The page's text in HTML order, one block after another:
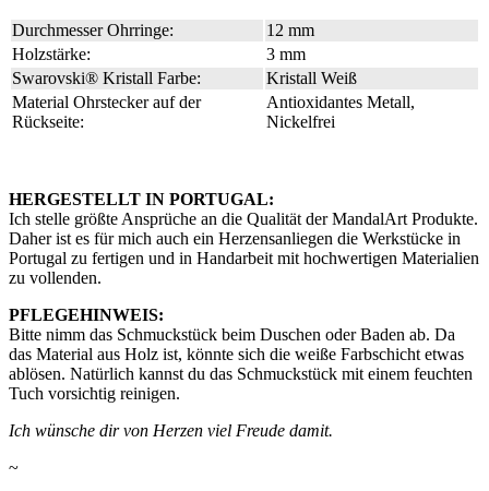
Durchmesser Ohrringe:
12 mm
Holzstärke:
3 mm
Swarovski® Kristall Farbe:
Kristall Weiß
Material Ohrstecker auf der
Rückseite:
Antioxidantes Metall,
Nickelfrei
HERGESTELLT IN PORTUGAL:
Ich stelle größte Ansprüche an die Qualität der MandalArt Produkte.
Daher ist es für mich auch ein Herzensanliegen die Werkstücke in
Portugal zu fertigen und in Handarbeit mit hochwertigen Materialien
zu vollenden.
PFLEGEHINWEIS:
Bitte nimm das Schmuckstück beim Duschen oder Baden ab. Da
das Material aus Holz ist, könnte sich die weiße Farbschicht etwas
ablösen. Natürlich kannst du das Schmuckstück mit einem feuchten
Tuch vorsichtig reinigen.
Ich wünsche dir von Herzen viel Freude damit.
~